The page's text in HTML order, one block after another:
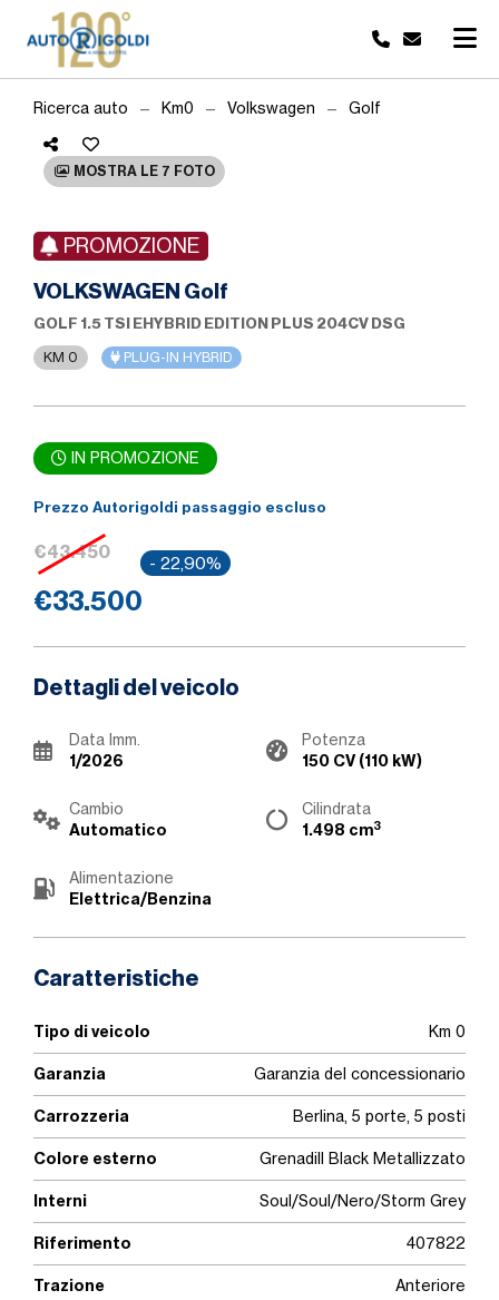
Ricerca auto Km0 Volkswagen Golf
MOSTRA LE 7 FOTO
PROMOZIONE
VOLKSWAGEN Golf
GOLF 1.5 TSI EHYBRID EDITION PLUS 204CV DSG
KM 0 PLUG-IN HYBRID
IN PROMOZIONE
Prezzo Autorigoldi passaggio escluso
€43.450 - 22,90%
€33.500
Dettagli del veicolo
Data Imm.
1/2026
Potenza
150 CV (110 kW)
Cambio
Automatico
Cilindrata
1.498 cm3
Alimentazione
Elettrica/Benzina
Caratteristiche
Tipo di veicolo Km 0
Garanzia Garanzia del concessionario
Carrozzeria Berlina, 5 porte, 5 posti
Colore esterno Grenadill Black Metallizzato
Interni Soul/Soul/Nero/Storm Grey
Riferimento 407822
Trazione Anteriore